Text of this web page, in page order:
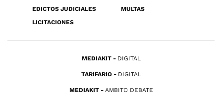
EDICTOS JUDICIALES
MULTAS
LICITACIONES
MEDIAKIT DIGITAL
TARIFARIO DIGITAL
MEDIAKIT AMBITO DEBATE